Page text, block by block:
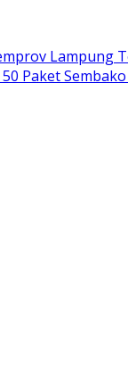
Lampung
Paket